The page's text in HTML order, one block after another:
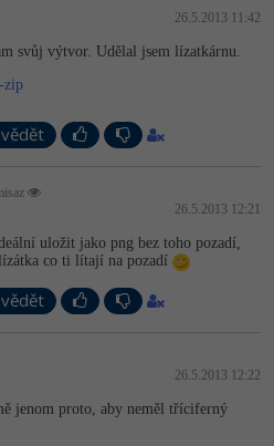
26.5.2013 11:42
svůj výtvor. Udělal jsem lízatkárnu.
zip
26.5.2013 12:21
uložit jako png bez toho pozadí,
co ti lítají na pozadí
26.5.2013 12:22
jenom proto, aby neměl tříciferný